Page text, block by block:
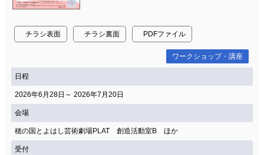
チラシ表面 チラシ裏面 PDFファイル
ワークショップ・講座
日程
2026年6月28日～ 2026年7月20日
会場
穂の国とよはし芸術劇場PLAT 創造活動室B ほか
受付